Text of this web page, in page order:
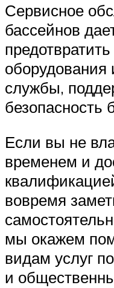
Сервисное
бассейнов
оборудования
службы,
безопасность
Если вы не
временем и
вовремя
мы окажем
видам услуг
и